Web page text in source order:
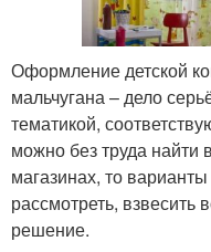
Оформление детской
мальчугана – дело
тематикой,
можно без труда найти
магазинах, то
рассмотреть, взвесить
решение.